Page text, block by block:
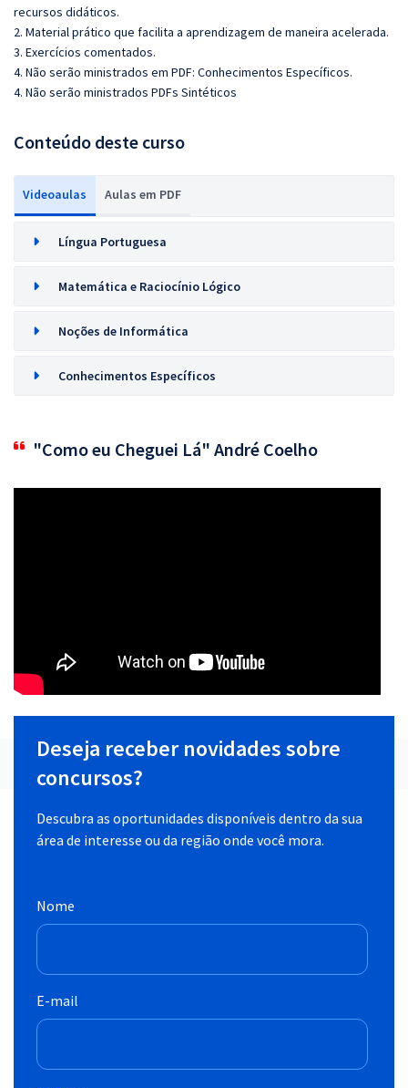
recursos didáticos.
2. Material prático que facilita a aprendizagem de maneira acelerada.
3. Exercícios comentados.
4. Não serão ministrados em PDF: Conhecimentos Específicos.
4. Não serão ministrados PDFs Sintéticos
Conteúdo deste curso
Videoaulas Aulas em PDF
Língua Portuguesa
Matemática e Raciocínio Lógico
Noções de Informática
Conhecimentos Específicos
"Como eu Cheguei Lá" André Coelho
Deseja receber novidades sobre
concursos?
Descubra as oportunidades disponíveis dentro da sua
área de interesse ou da região onde você mora.
Nome
E-mail